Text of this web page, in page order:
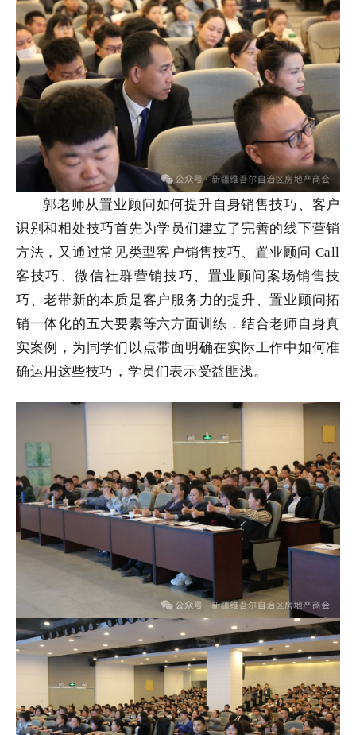
郭老师从置业顾问如何提升自身销售技巧、客户
识别和相处技巧首先为学员们建立了完善的线下营销
方法，又通过常见类型客户销售技巧、置业顾问 Call
客技巧、微信社群营销技巧、置业顾问案场销售技
巧、老带新的本质是客户服务力的提升、置业顾问拓
销一体化的五大要素等六方面训练，结合老师自身真
实案例，为同学们以点带面明确在实际工作中如何准
确运用这些技巧，学员们表示受益匪浅。